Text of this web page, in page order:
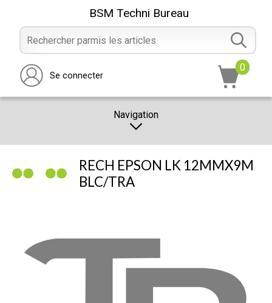
BSM Techni Bureau
Se connecter
0
Navigation
PROMOTION
RECH EPSON LK 12MMX9M
BLC/TRA